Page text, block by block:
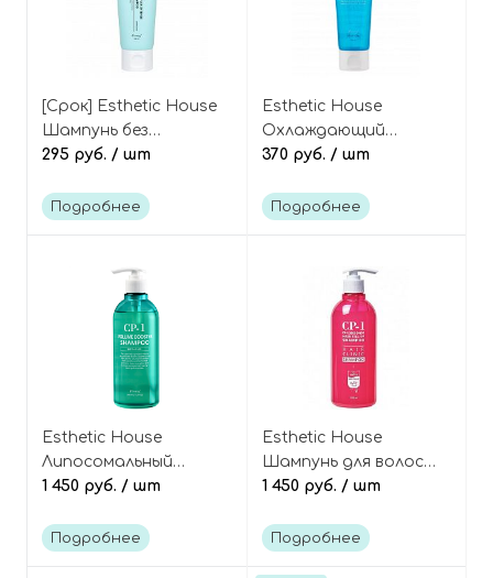
[Срок] Esthetic House
Шампунь без
сульфатов
CP-1 Aquaxyl complex
295 руб. / шт
Подробнее
Esthetic House
Охлаждающий
шампунь для волос
Mint Shampoo mini
370 руб. / шт
Подробнее
Esthetic House
Липосомальный
шампунь-бустер для
Volume Booster
1 450 руб. / шт
Подробнее
Esthetic House
Шампунь для волос
восстанавливающий
shampoo
1 450 руб. / шт
Подробнее